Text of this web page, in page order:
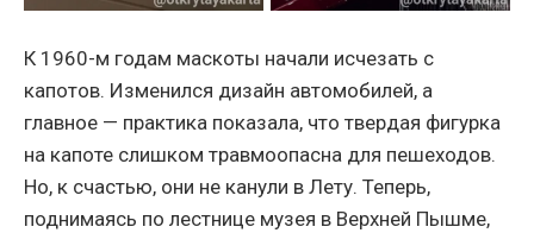
К 1960-м годам маскоты начали исчезать с
капотов. Изменился дизайн автомобилей, а
главное — практика показала, что твердая фигурка
на капоте слишком травмоопасна для пешеходов.
Но, к счастью, они не канули в Лету. Теперь,
поднимаясь по лестнице музея в Верхней Пышме,